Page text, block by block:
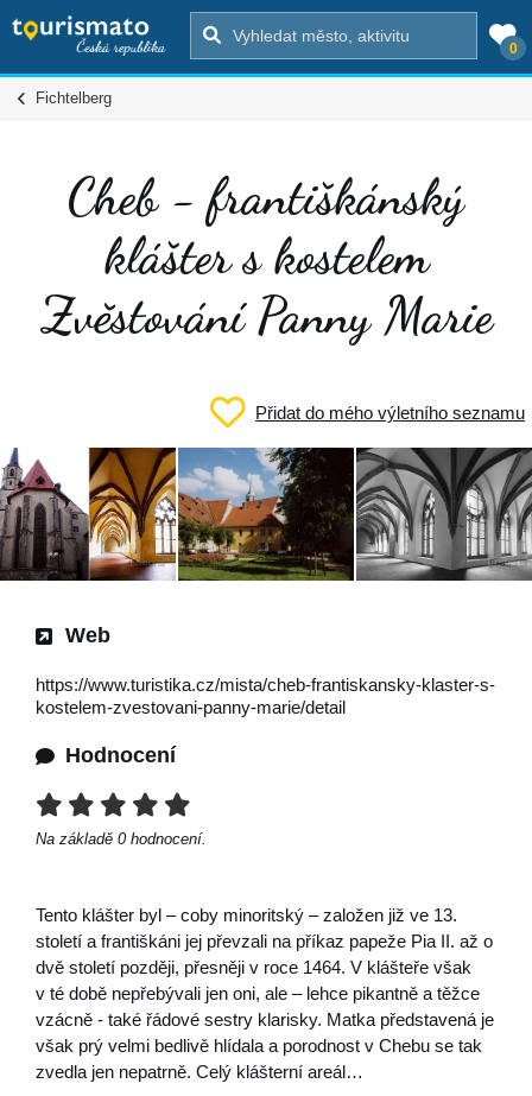
0
Fichtelberg
Cheb - františkánský
klášter s kostelem
Zvěstování Panny Marie
Přidat do mého výletního seznamu
Web
https://www.turistika.cz/mista/cheb-frantiskansky-klaster-s-
kostelem-zvestovani-panny-marie/detail
Hodnocení
Na základě 0 hodnocení.
Tento klášter byl – coby minoritský – založen již ve 13.
století a františkáni jej převzali na příkaz papeže Pia II. až o
dvě století později, přesněji v roce 1464. V klášteře však
v té době nepřebývali jen oni, ale – lehce pikantně a těžce
vzácně - také řádové sestry klarisky. Matka představená je
však prý velmi bedlivě hlídala a porodnost v Chebu se tak
zvedla jen nepatrně. Celý klášterní areál…